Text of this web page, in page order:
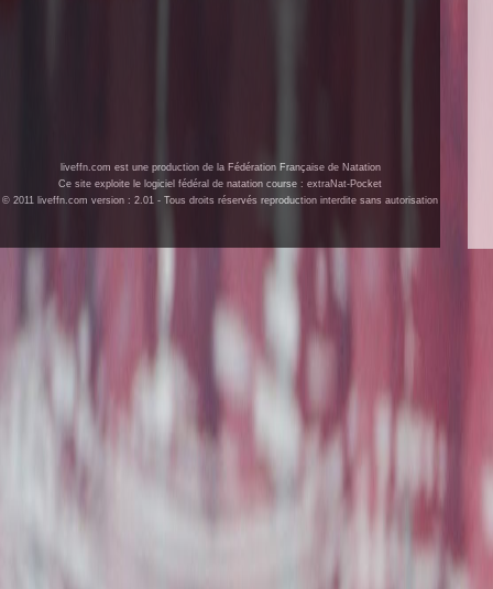
liveffn.com est une production de la Fédération Française de Natation
Ce site exploite le logiciel fédéral de natation course : extraNat-Pocket
© 2011 liveffn.com version : 2.01 - Tous droits réservés reproduction interdite sans autorisation